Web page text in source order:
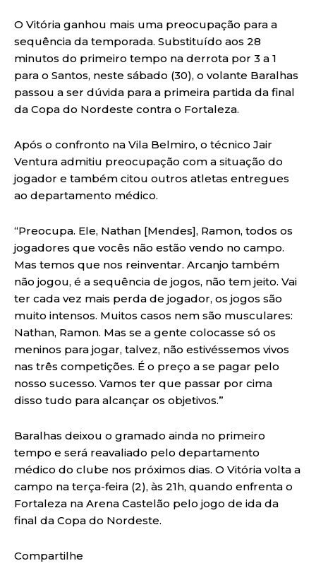
O Vitória ganhou mais uma preocupação para a
sequência da temporada. Substituído aos 28
minutos do primeiro tempo na derrota por 3 a 1
para o Santos, neste sábado (30), o volante Baralhas
passou a ser dúvida para a primeira partida da final
da Copa do Nordeste contra o Fortaleza.
Após o confronto na Vila Belmiro, o técnico Jair
Ventura admitiu preocupação com a situação do
jogador e também citou outros atletas entregues
ao departamento médico.
“Preocupa. Ele, Nathan [Mendes], Ramon, todos os
jogadores que vocês não estão vendo no campo.
Mas temos que nos reinventar. Arcanjo também
não jogou, é a sequência de jogos, não tem jeito. Vai
ter cada vez mais perda de jogador, os jogos são
muito intensos. Muitos casos nem são musculares:
Nathan, Ramon. Mas se a gente colocasse só os
meninos para jogar, talvez, não estivéssemos vivos
nas três competições. É o preço a se pagar pelo
nosso sucesso. Vamos ter que passar por cima
disso tudo para alcançar os objetivos.”
Baralhas deixou o gramado ainda no primeiro
tempo e será reavaliado pelo departamento
médico do clube nos próximos dias. O Vitória volta a
campo na terça-feira (2), às 21h, quando enfrenta o
Fortaleza na Arena Castelão pelo jogo de ida da
final da Copa do Nordeste.
Compartilhe